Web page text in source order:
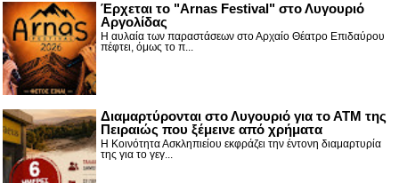
Έρχεται το "Arnas Festival" στο Λυγουριό
Αργολίδας
Η αυλαία των παραστάσεων στο Αρχαίο Θέατρο Επιδαύρου
πέφτει, όμως το π...
Διαμαρτύρονται στο Λυγουριό για το ΑΤΜ της
Πειραιώς που ξέμεινε από χρήματα
Η Κοινότητα Ασκληπιείου εκφράζει την έντονη διαμαρτυρία
της για το γεγ...